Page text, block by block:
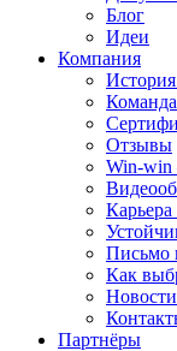
Блог
Идеи
Компания
Команда
Отзывы
Win-win
Письмо
Как
Партнёры